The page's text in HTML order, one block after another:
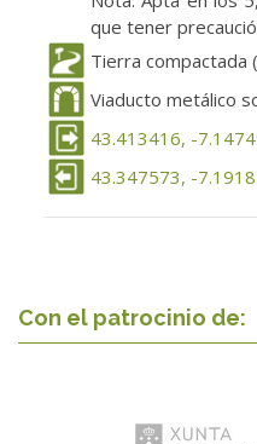
que tener
Tierra compactada
Viaducto metálico
43.413416, -
43.347573, -
Con el patrocinio de: